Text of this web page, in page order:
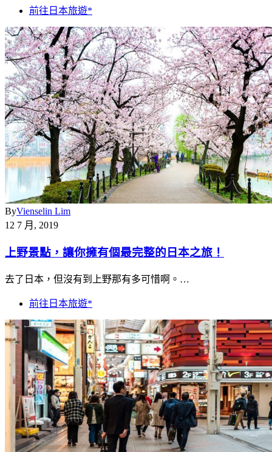
前往日本旅遊*
ByVienselin Lim
12 7 月, 2019
上野景點，讓你擁有個最完整的日本之旅！
去了日本，但沒有到上野那有多可惜啊。…
前往日本旅遊*